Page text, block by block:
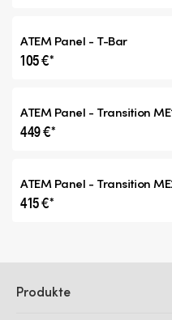
ATEM Panel - T-Bar
105 €*
ATEM Panel - Transition
449 €*
ATEM Panel - Transition
415 €*
Produkte